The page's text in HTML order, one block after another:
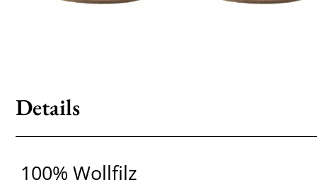
Details
100% Wollfilz